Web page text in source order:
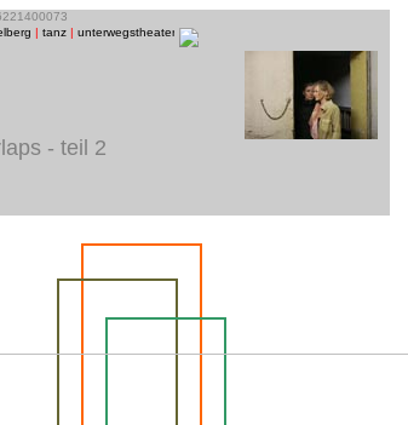
| tanz | unterwegstheater |raum13
- teil 2